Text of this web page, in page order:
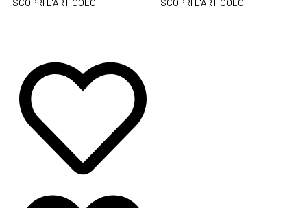
SCOPRI L'ARTICOLO SCOPRI L'ARTICOLO